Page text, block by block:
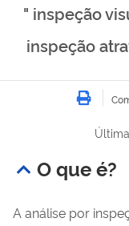
" inspeção
inspeção
O que é?
A análise por